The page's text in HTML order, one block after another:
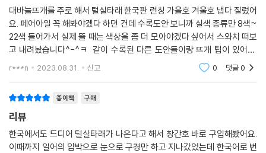
대바늘뜨개를 주로 해서 털실타래 한국판 런칭 가을호 겨울호 냅다 질렀어
요. 페어아일 꼭 해봐야겠다 하던 건데 수록도안 보니까 실색 종류만 8색~
22색 들어가서 실제 뜰 때는 색상을 좀 더 모아야겠다 싶어서 스와치 떠보
고 내려놨습니다^-^ㅋ 같이 수록된 다른 도안들이랑 뜨개 팁이 있어요.
지금은 확실히 다 이해못하는 내용들인데 하나둘씩 뜨다보면 아하 하고 이
r***n 2023.08.31. 신고 0 댓글0
종이책 구매
리뷰
한국에서도 드디어 털실타래가 나온다고 해서 창간호 바로 구입해봤어요.
이때까지 일어의 압박으로 눈으로 구경만 하고 지나갔었는데 한국어로 번